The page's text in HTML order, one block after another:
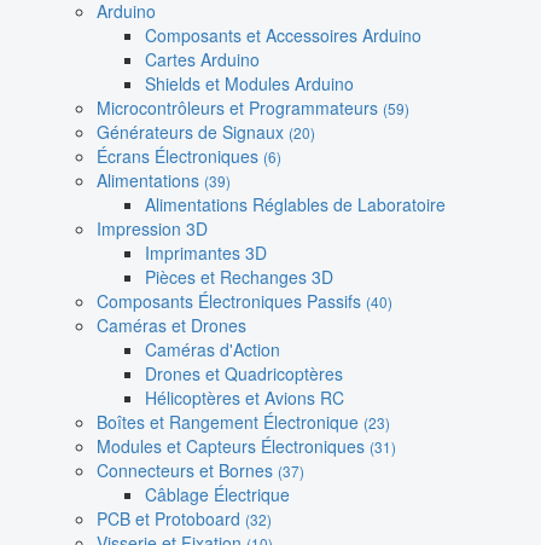
Arduino
Composants et Accessoires Arduino
Cartes Arduino
Shields et Modules Arduino
Microcontrôleurs et Programmateurs (59)
Générateurs de Signaux (20)
Écrans Électroniques (6)
Alimentations (39)
Alimentations Réglables de Laboratoire
Impression 3D
Imprimantes 3D
Pièces et Rechanges 3D
Composants Électroniques Passifs (40)
Caméras et Drones
Caméras d'Action
Drones et Quadricoptères
Hélicoptères et Avions RC
Boîtes et Rangement Électronique (23)
Modules et Capteurs Électroniques (31)
Connecteurs et Bornes (37)
Câblage Électrique
PCB et Protoboard (32)